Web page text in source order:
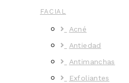
FACIAL
Acné
Antiedad
Antimanchas
Exfoliantes